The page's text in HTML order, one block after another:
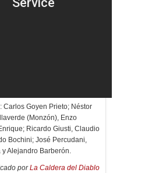
Carlos Goyen Prieto; Néstor
(Monzón), Enzo
Ricardo Giusti, Claudio
Bochini; José Percudani,
Alejandro Barberón.
porLa Caldera del Diablo